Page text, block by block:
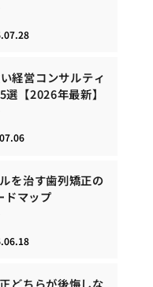
経営コンサルティ
【2026年最新】
を治す歯列矯正の
ドマップ
どちらが後悔しな